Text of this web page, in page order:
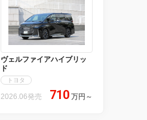
ヴェルファイアハイブリッ
ド
トヨタ
2026.06発売 710 万円 ～